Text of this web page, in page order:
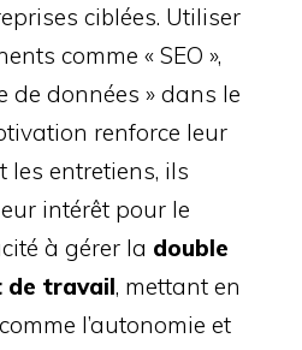
ciblées. Utiliser
comme « SEO »,
de données » dans le
renforce leur
les entretiens, ils
intérêt pour le
à gérer la double
de travail, mettant en
l’autonomie et